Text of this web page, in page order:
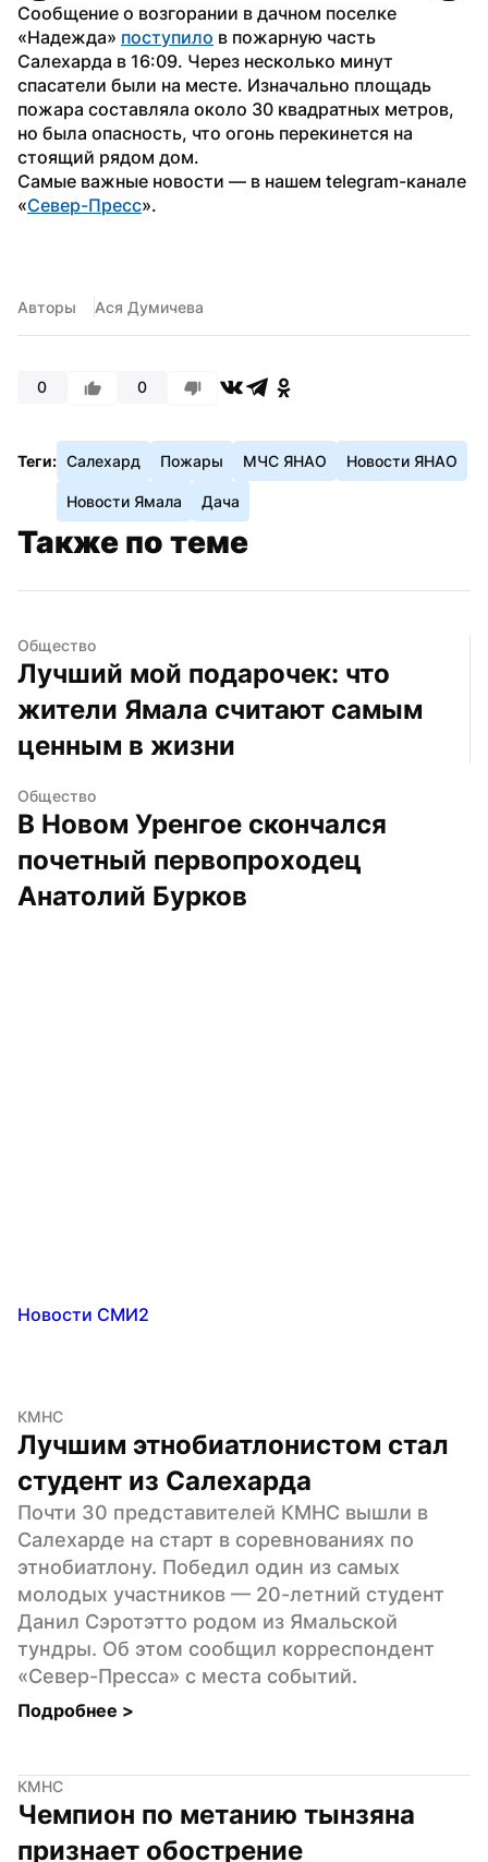
Сообщение о возгорании в дачном поселке
«Надежда» поступило в пожарную часть
Салехарда в 16:09. Через несколько минут
спасатели были на месте. Изначально площадь
пожара составляла около 30 квадратных метров,
но была опасность, что огонь перекинется на
стоящий рядом дом.
Самые важные новости — в нашем telegram-канале
«Север-Пресс».
Авторы Ася Думичева
0 0
Теги: Салехард Пожары МЧС ЯНАО Новости ЯНАО
Новости Ямала Дача
Также по теме
Общество
Лучший мой подарочек: что
жители Ямала считают самым
ценным в жизни
Общество
В Новом Уренгое скончался
почетный первопроходец
Анатолий Бурков
Новости СМИ2
КМНС
Лучшим этнобиатлонистом стал
студент из Салехарда
Почти 30 представителей КМНС вышли в
Салехарде на старт в соревнованиях по
этнобиатлону. Победил один из самых
молодых участников — 20-летний студент
Данил Сэротэтто родом из Ямальской
тундры. Об этом сообщил корреспондент
«Север-Пресса» с места событий.
Подробнее >
КМНС
Чемпион по метанию тынзяна
признает обострение